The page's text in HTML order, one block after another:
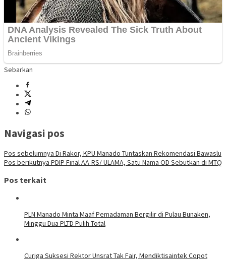
Sebarkan
Navigasi pos
Pos sebelumnya Di Rakor, KPU Manado Tuntaskan Rekomendasi Bawaslu
Pos berikutnya PDIP Final AA-RS/ ULAMA, Satu Nama OD Sebutkan di MTQ
Pos terkait
PLN Manado Minta Maaf Pemadaman Bergilir di Pulau Bunaken,
Minggu Dua PLTD Pulih Total
Curiga Suksesi Rektor Unsrat Tak Fair, Mendiktisaintek Copot